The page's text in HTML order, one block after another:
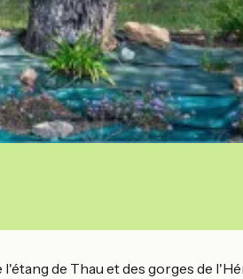
de Thau et des gorges de